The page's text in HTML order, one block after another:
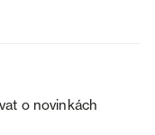
o novinkách